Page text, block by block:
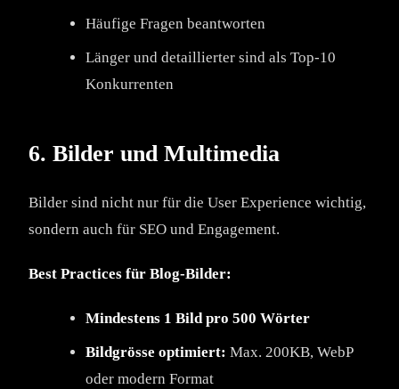
Häufige Fragen beantworten
Länger und detaillierter sind als Top-10
Konkurrenten
6. Bilder und Multimedia
Bilder sind nicht nur für die User Experience wichtig,
sondern auch für SEO und Engagement.
Best Practices für Blog-Bilder:
Mindestens 1 Bild pro 500 Wörter
Bildgrösse optimiert: Max. 200KB, WebP
oder modern Format